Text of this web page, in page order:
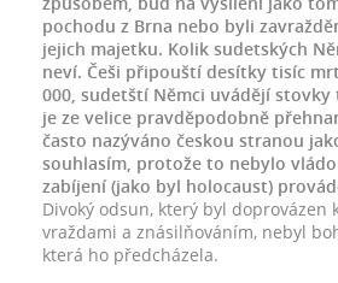
pochodu z Brna nebo byli
jejich majetku. Kolik sudetských
neví. Češi připouští desítky tisíc
000, sudetští Němci uvádějí
je ze velice pravděpodobně
často nazýváno českou stranou
souhlasím, protože to nebylo
zabíjení (jako byl holocaust)
Divoký odsun, který byl doprovázen
vraždami a znásilňováním, nebyl
která ho předcházela.